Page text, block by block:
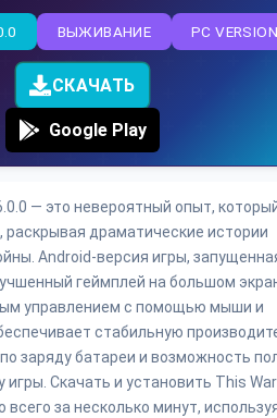
PC
ВЫЖИВАНИЕ
СКАЧАТЬ
Google Play
— это невероятный опыт,
драматические истории
Android-версия игры,
геймплей на большом
управлением с помощью мыши и
стабильную
заряду батареи и возможность
игры. Скачать и установить This
за несколько минут,